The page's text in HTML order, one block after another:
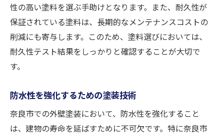
性の高い塗料を選ぶ手助けとなります。また、耐久性が
保証されている塗料は、長期的なメンテナンスコストの
削減にも寄与します。このため、塗料選びにおいては、
耐久性テスト結果をしっかりと確認することが大切で
す。
防水性を強化するための塗装技術
奈良市での外壁塗装において、防水性を強化すること
は、建物の寿命を延ばすために不可欠です。特に奈良市